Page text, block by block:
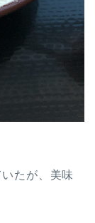
たが、美味